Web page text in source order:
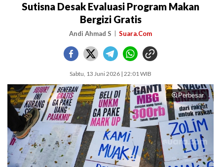
Sutisna Desak Evaluasi Program Makan
Bergizi Gratis
Andi Ahmad S Suara.Com
Sabtu, 13 Juni 2026 | 22:01 WIB
Perbesar